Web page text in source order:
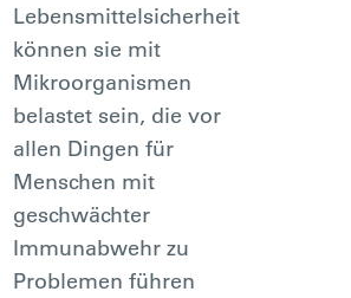
Lebensmittelsicherheit
können sie mit
Mikroorganismen
belastet sein, die vor
allen Dingen für
Menschen mit
geschwächter
Immunabwehr zu
Problemen führen